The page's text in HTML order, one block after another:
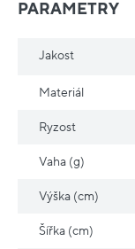
PARAMETRY
Jakost
Materiál
Ryzost
Vaha (g)
Výška (cm)
Šířka (cm)